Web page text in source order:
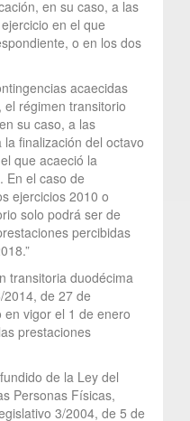
en su caso, a las
en el que
o en los dos
acaecidas
régimen transitorio
su caso, a las
finalización del octavo
que acaeció la
En el caso de
ejercicios 2010 o
solo podrá ser de
percibidas
transitoria duodécima
de 27 de
vigor el 1 de enero
prestaciones
de la Ley del
Personas Físicas,
3/2004, de 5 de